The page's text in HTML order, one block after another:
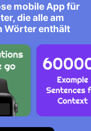
mobile App für
die alle am
Wörter enthält